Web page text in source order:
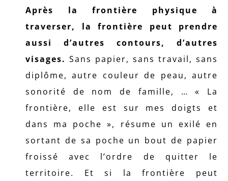
Après la frontière physique à
traverser, la frontière peut prendre
aussi d’autres contours, d’autres
visages. Sans papier, sans travail, sans
diplôme, autre couleur de peau, autre
sonorité de nom de famille, … « La
frontière, elle est sur mes doigts et
dans ma poche », résume un exilé en
sortant de sa poche un bout de papier
froissé avec l’ordre de quitter le
territoire. Et si la frontière peut